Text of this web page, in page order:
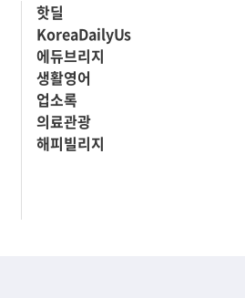
핫딜
KoreaDailyUs
에듀브리지
생활영어
업소록
의료관광
해피빌리지